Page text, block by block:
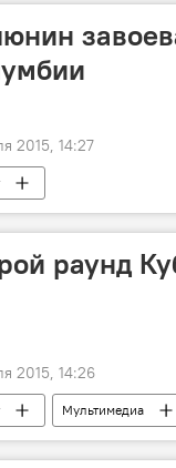
2015, 14:27
раунд
2015, 14:26
Мультимедиа